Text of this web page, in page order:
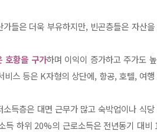
들은 더욱 부유하지만, 빈곤층들은 자산을
호황을 구가하며 이익이 증가하고 주가도
스 등은 K자형의 상단에, 항공, 호텔, 여행
득층은 대면 근무가 많고 숙박업이나 식당
득 하위 20%의 근로소득은 전년동기 대비